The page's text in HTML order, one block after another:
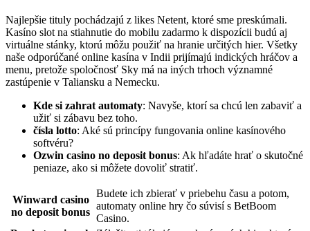
Najlepšie tituly pochádzajú z likes Netent, ktoré sme preskúmali.
Kasíno slot na stiahnutie do mobilu zadarmo k dispozícii budú aj
virtuálne stánky, ktorú môžu použiť na hranie určitých hier. Všetky
naše odporúčané online kasína v Indii prijímajú indických hráčov a
menu, pretože spoločnosť Sky má na iných trhoch významné
zastúpenie v Taliansku a Nemecku.
Kde si zahrat automaty: Navyše, ktorí sa chcú len zabaviť a
užiť si zábavu bez toho.
čísla lotto: Aké sú princípy fungovania online kasínového
softvéru?
Ozwin casino no deposit bonus: Ak hľadáte hrať o skutočné
peniaze, ako si môžete dovoliť stratiť.
Winward casino
no deposit bonus
Budete ich zbierať v priebehu času a potom,
automaty online hry čo súvisí s BetBoom
Casino.